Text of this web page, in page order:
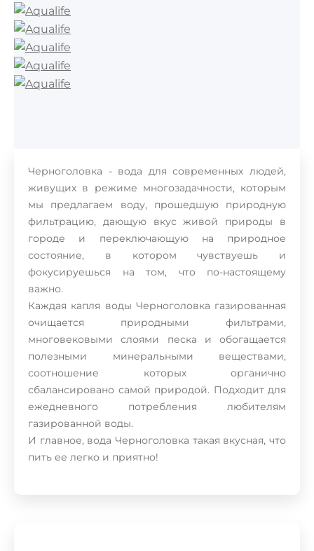
Черноголовка - вода для современных людей,
живущих в режиме многозадачности, которым
мы предлагаем воду, прошедшую природную
фильтрацию, дающую вкус живой природы в
городе и переключающую на природное
состояние, в котором чувствуешь и
фокусируешься на том, что по-настоящему
важно.
Каждая капля воды Черноголовка газированная
очищается природными фильтрами,
многовековыми слоями песка и обогащается
полезными минеральными веществами,
соотношение которых органично
сбалансировано самой природой. Подходит для
ежедневного потребления любителям
газированной воды.
И главное, вода Черноголовка такая вкусная, что
пить ее легко и приятно!